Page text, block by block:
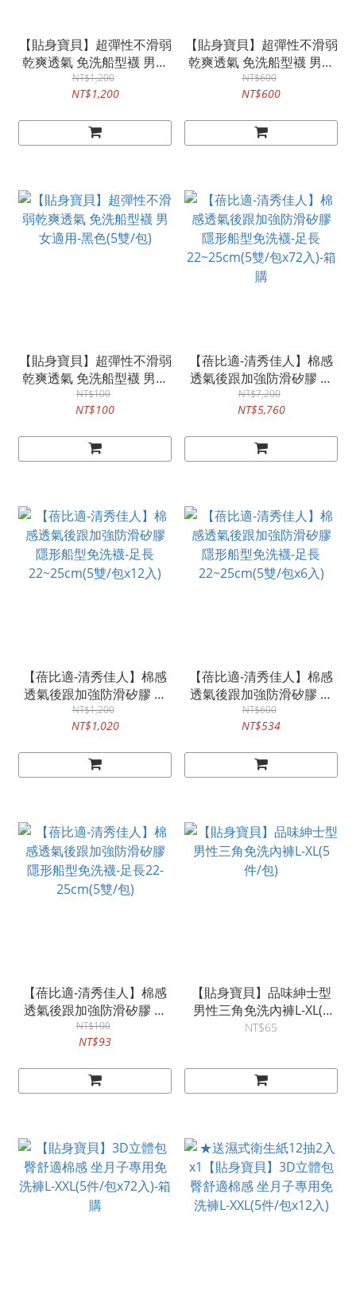
【貼身寶貝】超彈性不滑弱
乾爽透氣 免洗船型襪 男女
適用-黑色(5雙/包x12入)
NT$1,200
NT$1,200
【貼身寶貝】超彈性不滑弱
乾爽透氣 免洗船型襪 男女
適用-黑色(5雙/包x6入)
NT$600
NT$600
【貼身寶貝】超彈性不滑弱
乾爽透氣 免洗船型襪 男女
適用-黑色(5雙/包)
NT$100
NT$100
【蓓比適-清秀佳人】棉感
透氣後跟加強防滑矽膠 隱
形船型免洗襪-足長
22~25cm(5雙/包x72入)-箱
NT$7,200
NT$5,760
【蓓比適-清秀佳人】棉感
透氣後跟加強防滑矽膠 隱
形船型免洗襪-足長
22~25cm(5雙/包x12入)
NT$1,200
NT$1,020
【蓓比適-清秀佳人】棉感
透氣後跟加強防滑矽膠 隱
形船型免洗襪-足長
22~25cm(5雙/包x6入)
NT$600
NT$534
【蓓比適-清秀佳人】棉感
透氣後跟加強防滑矽膠 隱
形船型免洗襪-足長22-
25cm(5雙/包)
NT$100
NT$93
【貼身寶貝】品味紳士型
男性三角免洗內褲L-XL(5
件/包)
NT$65